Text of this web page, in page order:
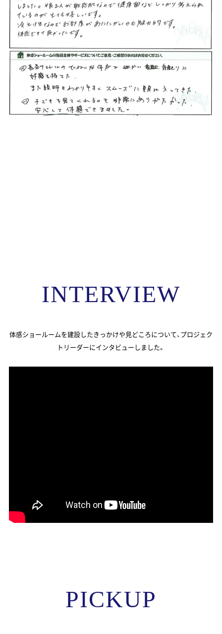
INTERVIEW
体感ショールームを建設したきっかけや見どころについて、プロジェク
トリーダーにインタビューしました。
PICKUP